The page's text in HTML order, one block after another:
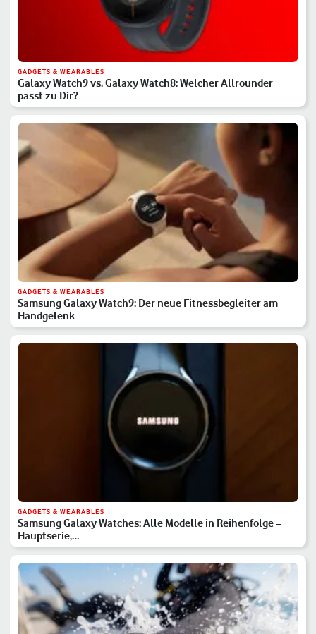
GADGETS & WEARABLES
Galaxy Watch9 vs. Galaxy Watch8: Welcher Allrounder
passt zu Dir?
GADGETS & WEARABLES
Samsung Galaxy Watch9: Der neue Fitnessbegleiter am
Handgelenk
GADGETS & WEARABLES
Samsung Galaxy Watches: Alle Modelle in Reihenfolge –
Hauptserie,…